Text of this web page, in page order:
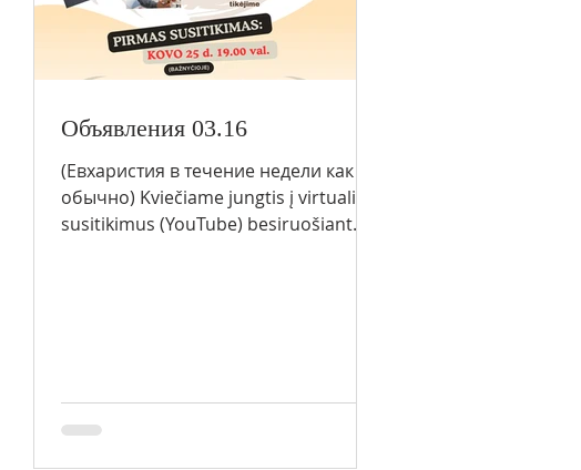
Объявления 03.16
(Евхаристия в течение недели как
обычно) Kviečiame jungtis į virtualius
susitikimus (YouTube) besiruošiant